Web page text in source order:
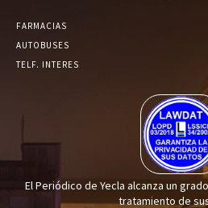
FARMACIAS
AUTOBUSES
TELF. INTERES
El Periódico de Yecla alcanza un
tratamiento de